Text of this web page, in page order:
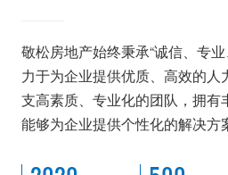
敬松房地产始终秉承“诚信、专
力于为企业提供优质、高效的人
支高素质、专业化的团队，拥有
能够为企业提供个性化的解决方